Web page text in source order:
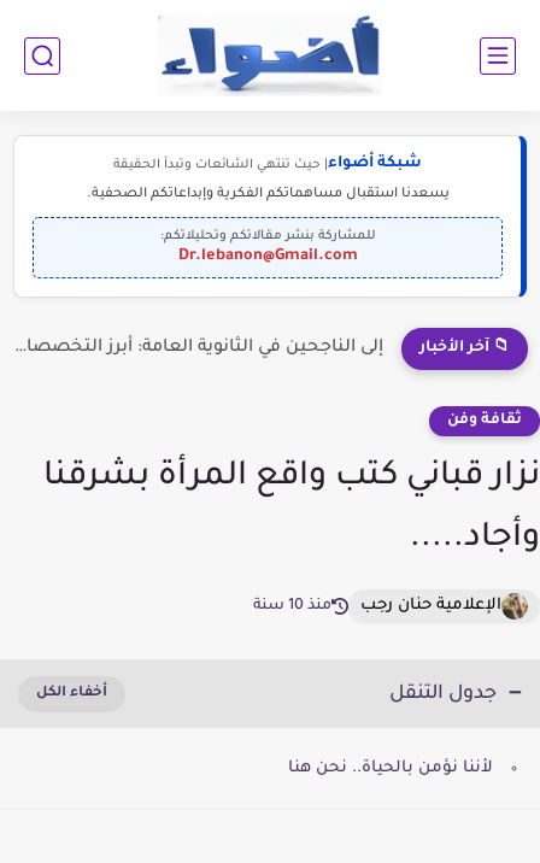
شبكة أضواء | حيث تنتهي الشائعات وتبدأ الحقيقة
يسعدنا استقبال مساهماتكم الفكرية وإبداعاتكم الصحفية.
للمشاركة بنشر مقالاتكم وتحليلاتكم:
Dr.lebanon@Gmail.com
📁 آخر الأخبار إلى الناجحين في الثانوية العامة: أبرز التخصصات المطلوبة للمستقبل (2030-2050)
ثقافة وفن
نزار قباني كتب واقع المرأة بشرقنا
وأجاد.....
الإعلامية حنان رجب منذ 10 سنة
جدول التنقل
لأننا نؤمن بالحياة.. نحن هنا